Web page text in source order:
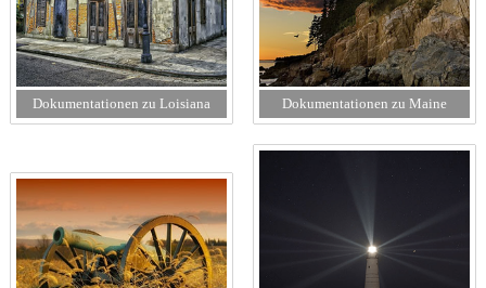
Dokumentationen zu Loisiana Dokumentationen zu Maine